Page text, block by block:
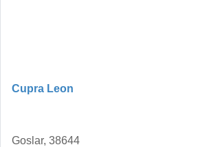
Cupra Leon
Goslar, 38644